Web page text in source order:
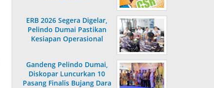
ERB 2026 Segera Digelar,
Pelindo Dumai Pastikan
Kesiapan Operasional
Gandeng Pelindo Dumai,
Diskopar Luncurkan 10
Pasang Finalis Bujang Dara